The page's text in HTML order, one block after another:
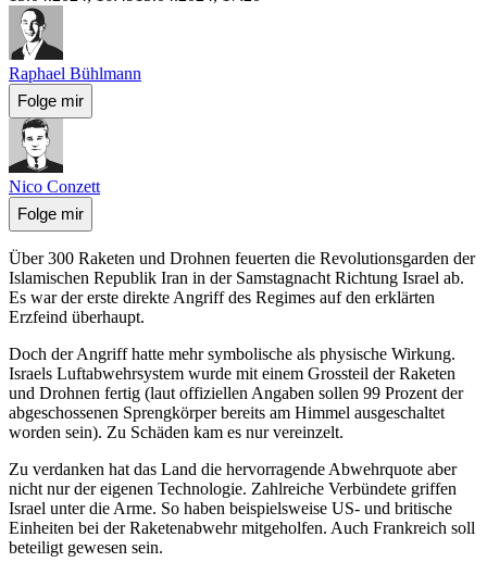
Raphael Bühlmann
Folge mir
Nico Conzett
Folge mir
Über 300 Raketen und Drohnen feuerten die Revolutionsgarden der
Islamischen Republik Iran in der Samstagnacht Richtung Israel ab.
Es war der erste direkte Angriff des Regimes auf den erklärten
Erzfeind überhaupt.
Doch der Angriff hatte mehr symbolische als physische Wirkung.
Israels Luftabwehrsystem wurde mit einem Grossteil der Raketen
und Drohnen fertig (laut offiziellen Angaben sollen 99 Prozent der
abgeschossenen Sprengkörper bereits am Himmel ausgeschaltet
worden sein). Zu Schäden kam es nur vereinzelt.
Zu verdanken hat das Land die hervorragende Abwehrquote aber
nicht nur der eigenen Technologie. Zahlreiche Verbündete griffen
Israel unter die Arme. So haben beispielsweise US- und britische
Einheiten bei der Raketenabwehr mitgeholfen. Auch Frankreich soll
beteiligt gewesen sein.